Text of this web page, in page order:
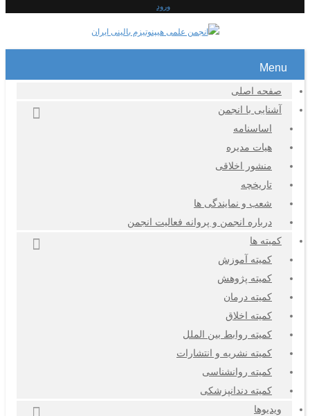
ورود
Menu
صفحه اصلی
آشنایی با انجمن
اساسنامه
هیات مدیره
منشور اخلاقی
تاریخچه
شعب و نمایندگی ها
درباره انجمن و پروانه فعالیت انجمن
کمیته ها
کمیته آموزش
کمیته پژوهش
کمیته درمان
کمیته اخلاق
کمیته روابط بین الملل
کمیته نشریه و انتشارات
کمیته روانشناسی
کمیته دندانپزشکی
ویدیوها